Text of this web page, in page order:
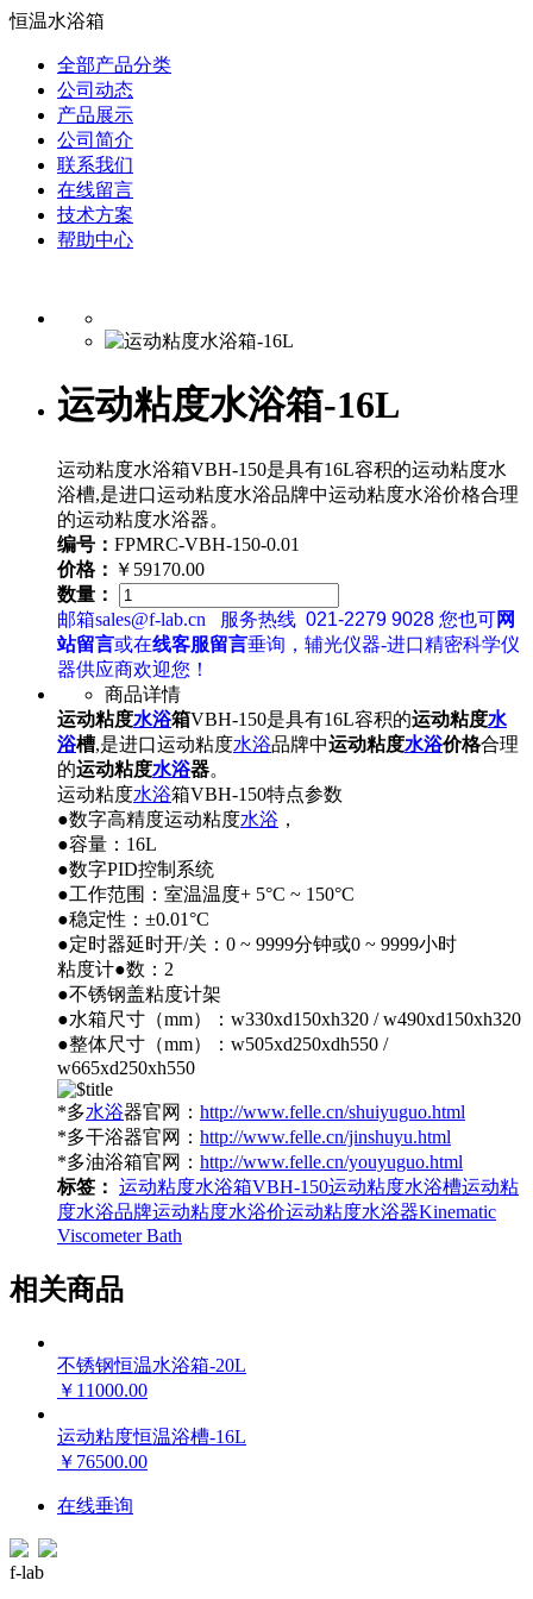
恒温水浴箱
全部产品分类
公司动态
产品展示
公司简介
联系我们
在线留言
技术方案
帮助中心
运动粘度水浴箱-16L
运动粘度水浴箱VBH-150是具有16L容积的运动粘度水
浴槽,是进口运动粘度水浴品牌中运动粘度水浴价格合理
的运动粘度水浴器。
编号： FPMRC-VBH-150-0.01
价格： ￥59170.00
数量：
邮箱sales@f-lab.cn
服务热线 021-2279 9028 您也可网
站留言或在线客服留言垂询，辅光仪器-进口精密科学仪
器供应商欢迎您！
商品详情
运动粘度水浴箱VBH-150是具有16L容积的运动粘度水
浴槽,是进口运动粘度水浴品牌中运动粘度水浴价格合理
的运动粘度水浴器。
运动粘度水浴箱VBH-150特点参数
●数字高精度运动粘度水浴 ，
●容量：16L
●数字PID控制系统
●工作范围：室温温度+ 5°C ~ 150°C
●稳定性：±0.01°C
●定时器延时开/关：0 ~ 9999分钟或0 ~ 9999小时
粘度计●数：2
●不锈钢盖粘度计架
●水箱尺寸（mm）：w330xd150xh320 / w490xd150xh320
●整体尺寸（mm）：w505xd250xdh550 /
w665xd250xh550
*多水浴器官网： http://www.felle.cn/shuiyuguo.html
*多干浴器官网： http://www.felle.cn/jinshuyu.html
*多油浴箱官网： http://www.felle.cn/youyuguo.html
标签： 运动粘度水浴箱VBH-150运动粘度水浴槽运动粘
度水浴品牌运动粘度水浴价运动粘度水浴器Kinematic
Viscometer Bath
相关商品
不锈钢恒温水浴箱-20L
￥11000.00
运动粘度恒温浴槽-16L
￥76500.00
在线垂询
f-lab